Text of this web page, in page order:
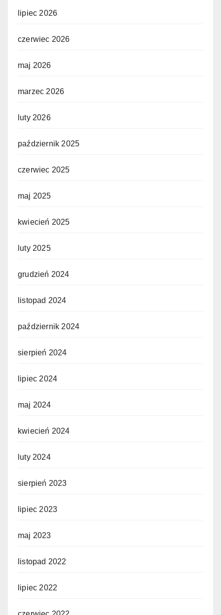
lipiec 2026
czerwiec 2026
maj 2026
marzec 2026
luty 2026
październik 2025
czerwiec 2025
maj 2025
kwiecień 2025
luty 2025
grudzień 2024
listopad 2024
październik 2024
sierpień 2024
lipiec 2024
maj 2024
kwiecień 2024
luty 2024
sierpień 2023
lipiec 2023
maj 2023
listopad 2022
lipiec 2022